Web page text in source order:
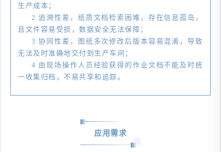
生产成本；
2.追溯性差，纸质文档检索困难，存在信息孤岛，
且文件容易受损，数据安全无法保障；
3.协同性差，图纸多次修改后版本容易混淆，导致
无法及时准确地交付到生产车间；
4.由现场操作人员经验获得的作业文档不能及时统
一收集归档，不易共享和追踪。
应用需求